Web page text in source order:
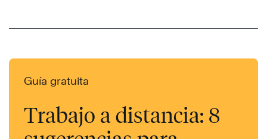
Guía gratuita
Trabajo a distancia: 8